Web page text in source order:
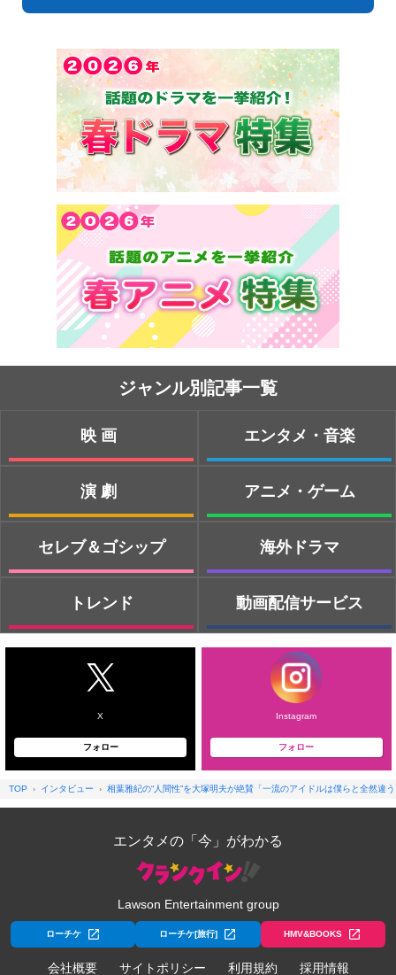
ジャンル別記事一覧
映画
演劇
セレブ＆ゴシップ
トレンド
エンタメ・音楽
アニメ・ゲーム
海外ドラマ
動画配信サービス
X
フォロー
Instagram
フォロー
TOP インタビュー 相葉雅紀の“人間性”を大塚明夫が絶賛「一流のアイドルは僕らと全然違
エンタメの「今」がわかる
Lawson Entertainment group
ローチケ ローチケ[旅行] HMV&BOOKS
会社概要 サイトポリシー 利用規約 採用情報